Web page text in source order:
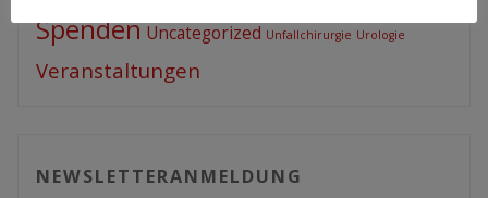
Spenden Uncategorized Unfallchirurgie Urologie
Veranstaltungen
NEWSLETTERANMELDUNG